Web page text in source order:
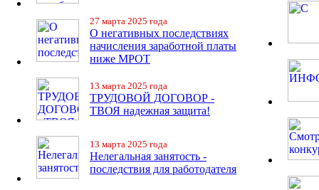
27 марта 2025 года
О негативных последствиях
начисления заработной платы
ниже МРОТ
13 марта 2025 года
ТРУДОВОЙ ДОГОВОР -
ТВОЯ надежная защита!
13 марта 2025 года
Нелегальная занятость -
последствия для работодателя